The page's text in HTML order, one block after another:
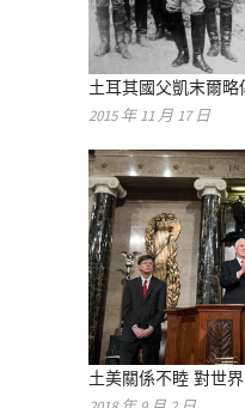
土耳其國父凱末爾
2015 年 11 月 17 日
土美關係不睦 對世